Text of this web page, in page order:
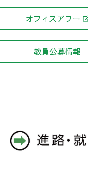
オフィスアワー
教員公募情報